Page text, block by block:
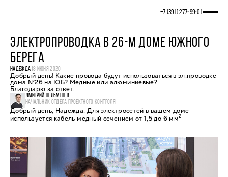
+7 (391) 277‒99‒01
ЭЛЕКТРОПРОВОДКА В 26-М ДОМЕ ЮЖНОГО
БЕРЕГА
НАДЕЖДА18 ИЮНЯ 2020
Добрый день! Какие провода будут использоваться в эл.проводке
дома №26 на ЮБ? Медные или алюминиевые?
Благодарю за ответ.
ДМИТРИЙ ПЕЛЬМЕНЕВ
НАЧАЛЬНИК ОТДЕЛА ПРОЕКТНОГО КОНТРОЛЯ
Добрый день, Надежда. Для электросетей в вашем доме
используется кабель медный сечением от 1,5 до 6 мм2